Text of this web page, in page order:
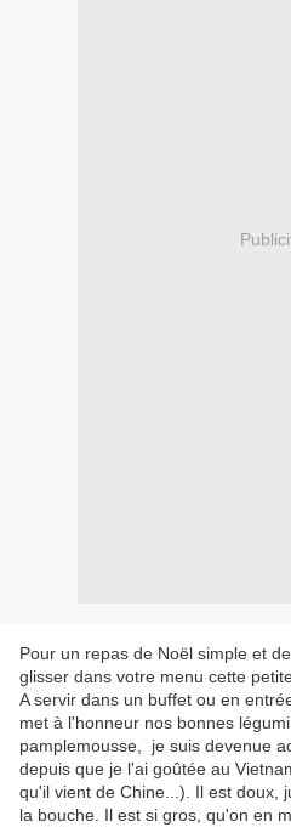
Pour un repas de Noël simple et
glisser dans votre menu cette
A servir dans un buffet ou en
met à l'honneur nos bonnes
pamplemousse, je suis devenue
depuis que je l'ai goûtée au
qu'il vient de Chine...). Il est doux,
la bouche. Il est si gros, qu'on en